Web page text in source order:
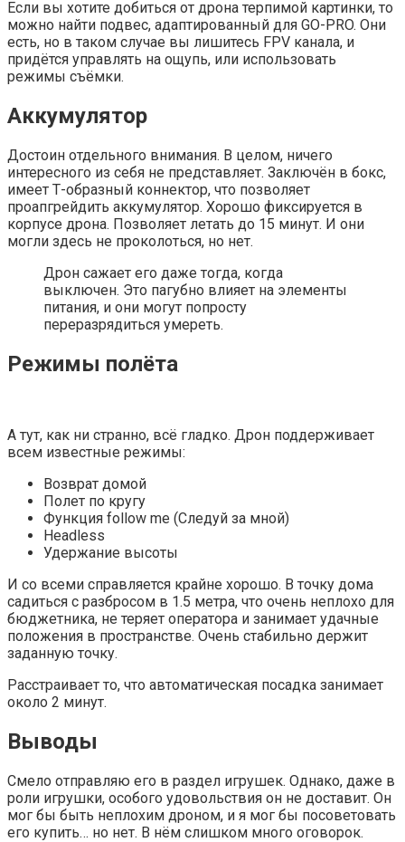
Если вы хотите добиться от дрона терпимой картинки, то
можно найти подвес, адаптированный для GO-PRO. Они
есть, но в таком случае вы лишитесь FPV канала, и
придётся управлять на ощупь, или использовать
режимы съёмки.
Аккумулятор
Достоин отдельного внимания. В целом, ничего
интересного из себя не представляет. Заключён в бокс,
имеет Т-образный коннектор, что позволяет
проапгрейдить аккумулятор. Хорошо фиксируется в
корпусе дрона. Позволяет летать до 15 минут. И они
могли здесь не проколоться, но нет.
Дрон сажает его даже тогда, когда
выключен. Это пагубно влияет на элементы
питания, и они могут попросту
переразрядиться умереть.
Режимы полёта
А тут, как ни странно, всё гладко. Дрон поддерживает
всем известные режимы:
Возврат домой
Полет по кругу
Функция follow me (Следуй за мной)
Headless
Удержание высоты
И со всеми справляется крайне хорошо. В точку дома
садиться с разбросом в 1.5 метра, что очень неплохо для
бюджетника, не теряет оператора и занимает удачные
положения в пространстве. Очень стабильно держит
заданную точку.
Расстраивает то, что автоматическая посадка занимает
около 2 минут.
Выводы
Смело отправляю его в раздел игрушек. Однако, даже в
роли игрушки, особого удовольствия он не доставит. Он
мог бы быть неплохим дроном, и я мог бы посоветовать
его купить… но нет. В нём слишком много оговорок.